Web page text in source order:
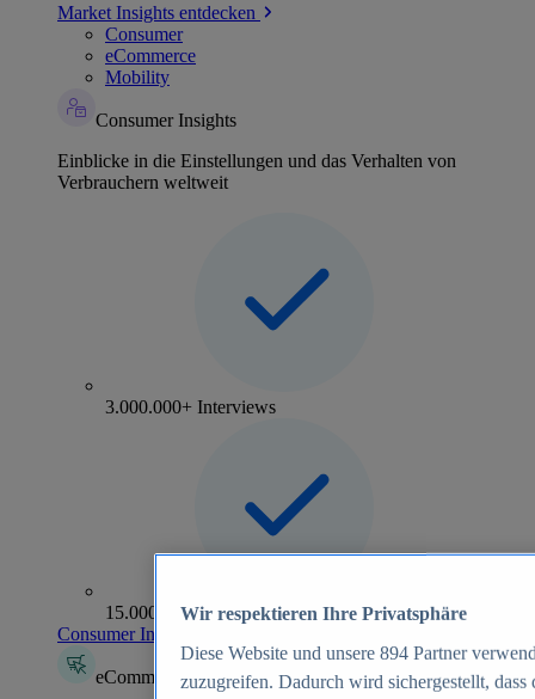
Market Insights entdecken
Consumer
eCommerce
Mobility
Consumer Insights
Einblicke in die Einstellungen und das Verhalten von
Verbrauchern weltweit
3.000.000+ Interviews
15.000+ Marken
Consumer Insights entdecken
eCommerce Insights
Wir respektieren Ihre Privatsphäre
Diese Website und unsere 894 Partner
zuzugreifen. Dadurch wird sichergestellt,